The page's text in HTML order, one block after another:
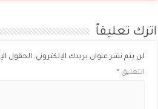
اترك تعليقاً
لن يتم نشر عنوان بريدك الإلكتروني. الحقول
التعليق*